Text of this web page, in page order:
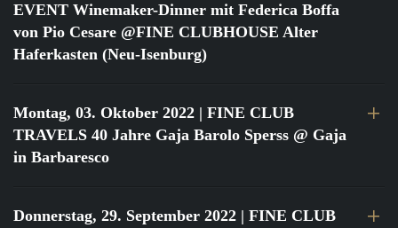
EVENT Winemaker-Dinner mit Federica Boffa
von Pio Cesare @FINE CLUBHOUSE Alter
Haferkasten (Neu-Isenburg)
Montag, 03. Oktober 2022 | FINE CLUB
TRAVELS 40 Jahre Gaja Barolo Sperss @ Gaja
in Barbaresco
Donnerstag, 29. September 2022 | FINE CLUB